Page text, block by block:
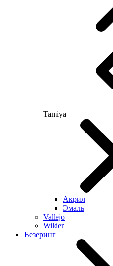
Tamiya
Акрил
Эмаль
Vallejo
Wilder
Везеринг